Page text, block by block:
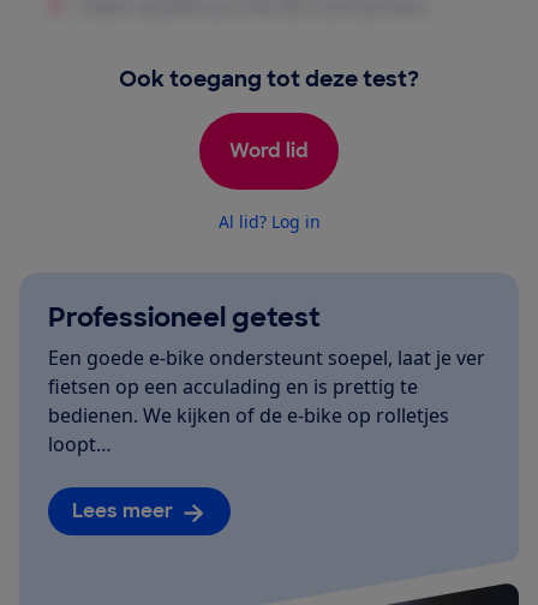
Ook toegang tot deze test?
Word lid
Al lid? Log in
Professioneel getest
Een goede e-bike ondersteunt soepel, laat je ver
fietsen op een acculading en is prettig te
bedienen. We kijken of de e-bike op rolletjes
loopt…
Lees meer